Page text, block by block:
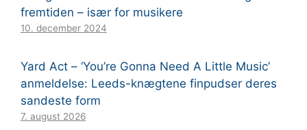
fremtiden – især for musikere
10. december 2024
Yard Act – ‘You’re Gonna Need A Little Music’
anmeldelse: Leeds-knægtene finpudser deres
sandeste form
7. august 2026